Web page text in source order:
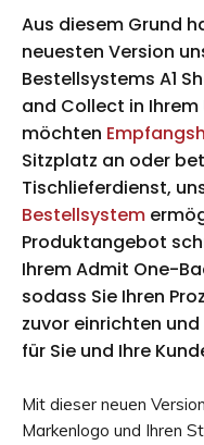
Aus diesem Grund
neuesten Version
Bestellsystems A1
and Collect in
möchten
Sitzplatz an oder
Tischlieferdienst,
Bestellsystem
Produktangebot
Ihrem Admit One-
sodass Sie Ihren
zuvor einrichten
für Sie und Ihre
Mit dieser neuen
Markenlogo und Ihren